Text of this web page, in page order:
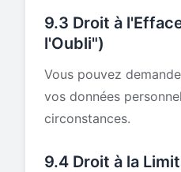
9.3 Droit à
l'Oubli")
Vous pouvez
vos données
circonstances.
9.4 Droit à la